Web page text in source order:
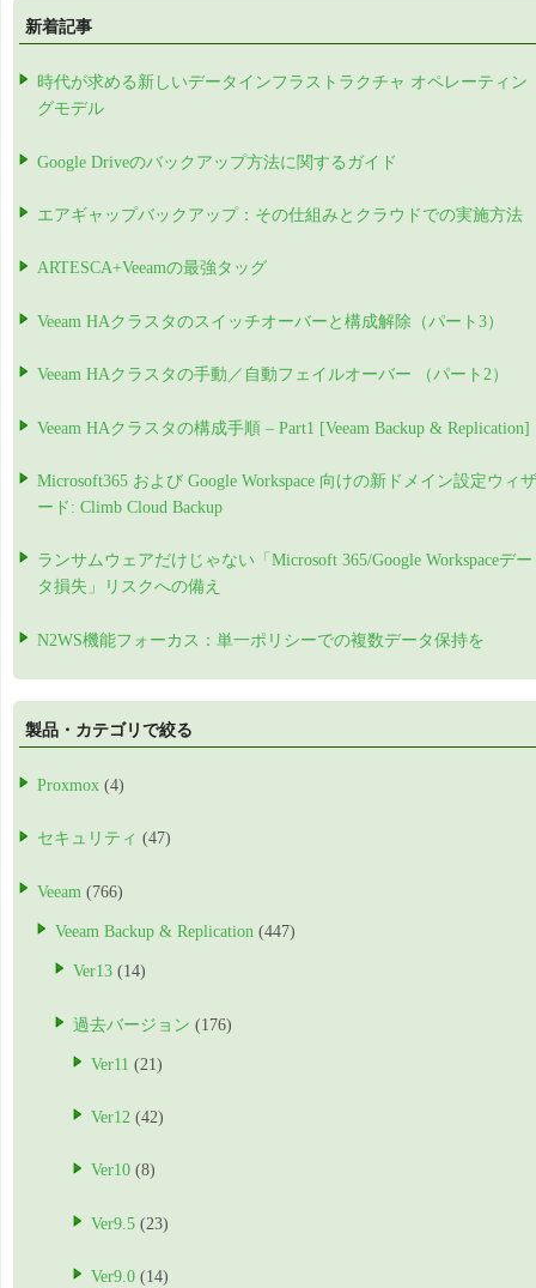
新着記事
時代が求める新しいデータインフラストラクチャ オペレーティン
グモデル
Google Driveのバックアップ方法に関するガイド
エアギャップバックアップ：その仕組みとクラウドでの実施方法
ARTESCA+Veeamの最強タッグ
Veeam HAクラスタのスイッチオーバーと構成解除（パート3）
Veeam HAクラスタの手動／自動フェイルオーバー （パート2）
Veeam HAクラスタの構成手順 – Part1 [Veeam Backup & Replication]
Microsoft365 および Google Workspace 向けの新ドメイン設定ウィザ
ード: Climb Cloud Backup
ランサムウェアだけじゃない「Microsoft 365/Google Workspaceデー
タ損失」リスクへの備え
N2WS機能フォーカス：単一ポリシーでの複数データ保持を
製品・カテゴリで絞る
Proxmox (4)
セキュリティ (47)
Veeam (766)
Veeam Backup & Replication (447)
Ver13 (14)
過去バージョン (176)
Ver11 (21)
Ver12 (42)
Ver10 (8)
Ver9.5 (23)
Ver9.0 (14)